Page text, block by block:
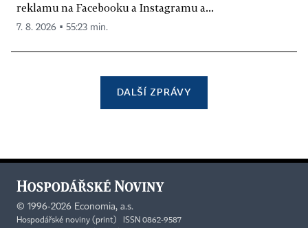
reklamu na Facebooku a Instagramu a...
7. 8. 2026 ▪ 55:23 min.
DALŠÍ ZPRÁVY
© 1996-2026 Economia, a.s.
Hospodářské noviny (print) ISSN 0862-9587